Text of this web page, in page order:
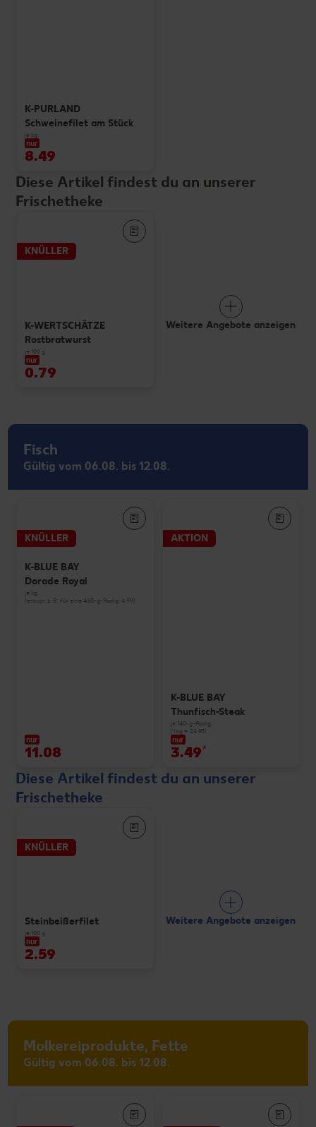
K-PURLAND
Schweinefilet am Stück
je kg
nur
8.49
Diese Artikel findest du an unserer
Frischetheke
KNÜLLER
K-WERTSCHÄTZE
Rostbratwurst
je 100 g
nur
0.79
Weitere Angebote anzeigen
Fisch
Gültig vom 06.08. bis 12.08.
KNÜLLER
K-BLUE BAY
Dorade Royal
je kg
(entspr. z. B. für eine 450-g-Packg. 4.99)
nur
11.08
AKTION
K-BLUE BAY
Thunfisch-Steak
je 140-g-Packg.
(1 kg = 24.93)
nur
3.49*
Diese Artikel findest du an unserer
Frischetheke
KNÜLLER
Steinbeißerfilet
je 100 g
nur
2.59
Weitere Angebote anzeigen
Molkereiprodukte, Fette
Gültig vom 06.08. bis 12.08.